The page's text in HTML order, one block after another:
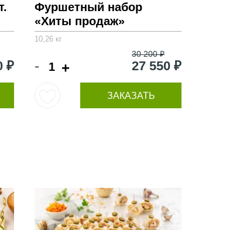
₽
Фуршетный набор
«Хиты продаж»
10,26 кг
- +
30 200 ₽
27 550 ₽
ЗАКАЗАТЬ